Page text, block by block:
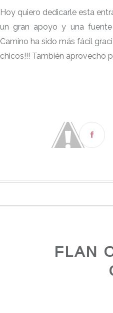
Hoy quiero dedicarle esta
un gran apoyo y una
Camino ha sido más fácil
chicos!!! También aprovecho
FLAN